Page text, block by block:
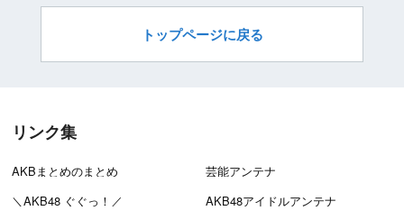
トップページに戻る
リンク集
AKBまとめのまとめ
芸能アンテナ
＼AKB48 ぐぐっ！／
AKB48アイドルアンテナ